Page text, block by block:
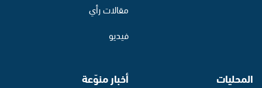
مقالات رأي
فيديو
المحليات أخبار منوّعة